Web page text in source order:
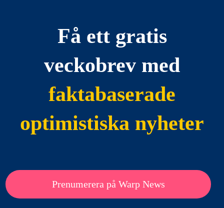
Få ett gratis
veckobrev med
faktabaserade
optimistiska nyheter
Prenumerera på Warp News